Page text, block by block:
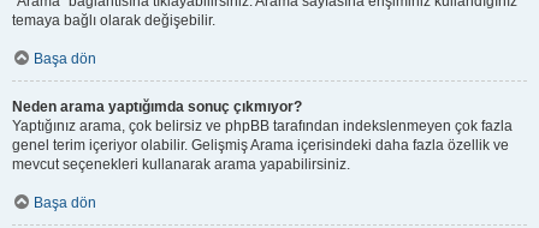
temaya bağlı olarak değişebilir.
Başa dön
Neden arama yaptığımda sonuç çıkmıyor?
Yaptığınız arama, çok belirsiz ve phpBB tarafından indekslenmeyen çok fazla
genel terim içeriyor olabilir. Gelişmiş Arama içerisindeki daha fazla özellik ve
mevcut seçenekleri kullanarak arama yapabilirsiniz.
Başa dön